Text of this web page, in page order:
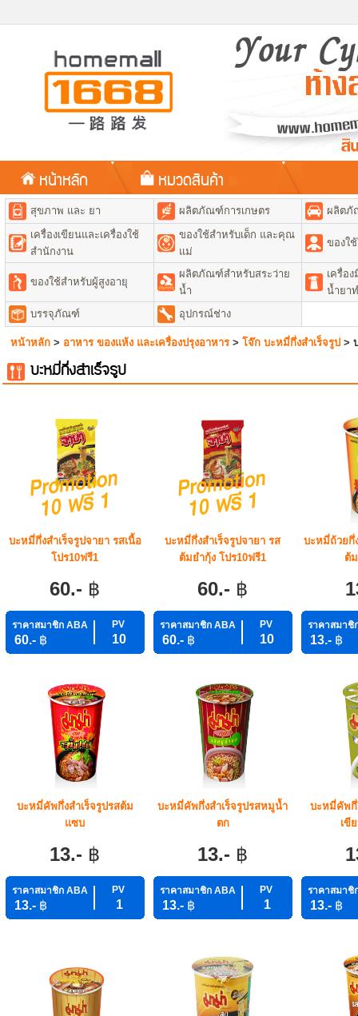
หน้าหลัก หมวดสินค้า
สุขภาพ และ ยา ผลิตภัณฑ์การเกษตร
ผลิตภั
เครื่องเขียนและเครื่องใช้
สำนักงาน
ของใช้สำหรับเด็ก และคุณ
แม่
ของใ
ของใช้สำหรับผู้สูงอายุ
ผลิตภัณฑ์สำหรับสระว่าย
น้ำ
เครื่อ
น้ำยา
บรรจุภัณฑ์
อุปกรณ์ช่าง
หน้าหลัก > อาหาร ของแห้ง และเครื่องปรุงอาหาร > โจ๊ก บะหมี่กึ่งสำเร็จรูป >
บะหมี่กึ่งสำเร็จรูป
บะหมี่กึ่งสำเร็จรูปจายา รสเนื้อ
โปร10ฟรี1
60.- ฿
ราคาสมาชิก ABA PV
60.- ฿ 10
บะหมี่กึ่งสำเร็จรูปจายา รส
ต้มยำกุ้ง โปร10ฟรี1
60.- ฿
ราคาสมาชิก ABA PV
60.- ฿ 10
บะหมี่ถ้วยกึ่
ต้
ราคาสมาชิ
13.- ฿
บะหมี่คัพกึ่งสำเร็จรูปรสต้ม
แซบ
13.- ฿
ราคาสมาชิก ABA PV
13.- ฿ 1
บะหมี่คัพกึ่งสำเร็จรูปรสหมูน้ำ
ตก
13.- ฿
ราคาสมาชิก ABA PV
13.- ฿ 1
บะหมี่คัพกึ่
เขี
ราคาสมาชิ
13.- ฿